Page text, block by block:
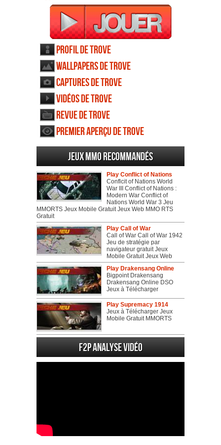
Profil de Trove
Wallpapers de Trove
Captures de Trove
Vidéos de Trove
Revue de Trove
Premier aperçu de Trove
Jeux MMO recommandés
Play Conflict of Nations
Conflcit of Nations World
War III Conflict of Nations :
Modern War Conflict of
Nations World War 3 Jeu
MMORTS Jeux Mobile Gratuit Jeux Web MMO RTS
Gratuit
Play Call of War
Call of War Call of War 1942
Jeu de stratégie par
navigateur gratuit Jeux
Mobile Gratuit Jeux Web
Play Drakensang Online
Bigpoint Drakensang
Drakensang Online DSO
Jeux à Télécharger
Play Supremacy 1914
Jeux à Télécharger Jeux
Mobile Gratuit MMORTS
F2P Analyse vidéo